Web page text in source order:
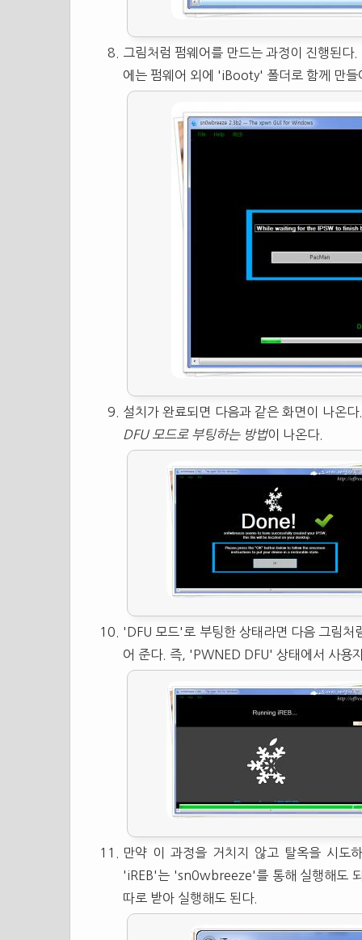
그림처럼 펌웨어를 만드는 과정이 진행된
에는 펌웨어 외에 'iBooty' 폴더로 함께 만들
설치가 완료되면 다음과 같은 화면이 나온
DFU 모드로 부팅하는 방법이 나온다.
'DFU 모드'로 부팅한 상태라면 다음 그림처
어 준다. 즉, 'PWNED DFU' 상태에서 사용
만약 이 과정을 거치지 않고 탈옥을 시도
'iREB'는 'sn0wbreeze'를 통해 실행해도
따로 받아 실행해도 된다.